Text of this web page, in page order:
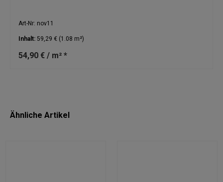
Art-Nr: nov11
Inhalt: 59,29 € (1.08 m²)
54,90 € / m² *
Ähnliche Artikel